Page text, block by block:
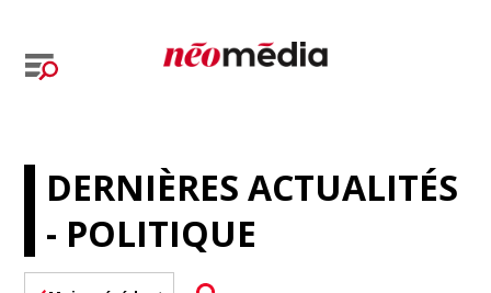
DERNIÈRES ACTUALITÉS
- POLITIQUE